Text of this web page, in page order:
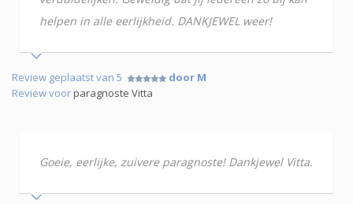
helpen in alle eerlijkheid. DANKJEWEL weer!
Review geplaatst van 5
door M
Review voorparagnoste Vitta
Goeie, eerlijke, zuivere paragnoste! Dankjewel Vitta.